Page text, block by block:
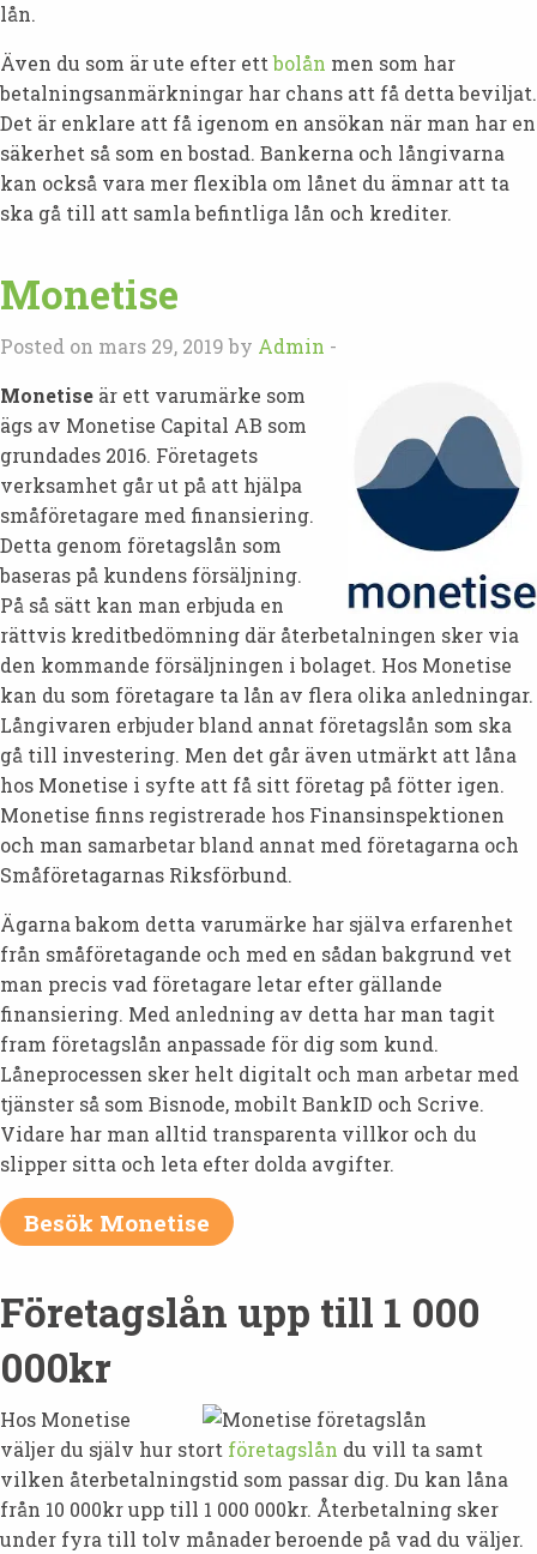
lån.
Även du som är ute efter ettbolån men som har
betalningsanmärkningar har chans att få detta beviljat.
Det är enklare att få igenom en ansökan när man har en
säkerhet så som en bostad. Bankerna och långivarna
kan också vara mer flexibla om lånet du ämnar att ta
ska gå till att samla befintliga lån och krediter.
Monetise
Posted on mars 29, 2019 by Admin -
Monetise är ett varumärke som
ägs av Monetise Capital AB som
grundades 2016. Företagets
verksamhet går ut på att hjälpa
småföretagare med finansiering.
Detta genom företagslån som
baseras på kundens försäljning.
På så sätt kan man erbjuda en
rättvis kreditbedömning där återbetalningen sker via
den kommande försäljningen i bolaget. Hos Monetise
kan du som företagare ta lån av flera olika anledningar.
Långivaren erbjuder bland annat företagslån som ska
gå till investering. Men det går även utmärkt att låna
hos Monetise i syfte att få sitt företag på fötter igen.
Monetise finns registrerade hos Finansinspektionen
och man samarbetar bland annat med företagarna och
Småföretagarnas Riksförbund.
Ägarna bakom detta varumärke har själva erfarenhet
från småföretagande och med en sådan bakgrund vet
man precis vad företagare letar efter gällande
finansiering. Med anledning av detta har man tagit
fram företagslån anpassade för dig som kund.
Låneprocessen sker helt digitalt och man arbetar med
tjänster så som Bisnode, mobilt BankID och Scrive.
Vidare har man alltid transparenta villkor och du
slipper sitta och leta efter dolda avgifter.
Besök Monetise
Företagslån upp till 1 000
000kr
Hos Monetise
väljer du själv hur stort företagslån du vill ta samt
vilken återbetalningstid som passar dig. Du kan låna
från 10 000kr upp till 1 000 000kr. Återbetalning sker
under fyra till tolv månader beroende på vad du väljer.